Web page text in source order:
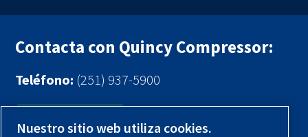
Contacta con Quincy Compressor:
Teléfono: (251) 937-5900
Contáctenos
Nuestro sitio web utiliza cookies.